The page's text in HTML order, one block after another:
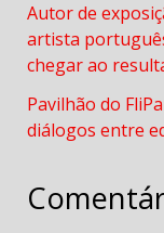
Autor de
artista
chegar ao
Pavilhão do
diálogos entre